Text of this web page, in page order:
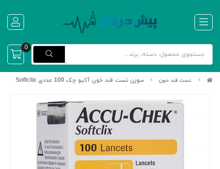
0
تست قند خون سوزن تست قند خون آکیو چک 100 عددی Soflclix